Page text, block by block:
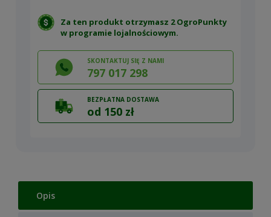
Za ten produkt otrzymasz 2 OgroPunkty
w programie lojalnościowym.
SKONTAKTUJ SIĘ Z NAMI
797 017 298
BEZPŁATNA DOSTAWA
od 150 zł
Opis